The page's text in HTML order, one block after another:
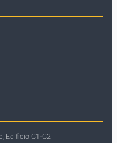
Edificio C1-C2